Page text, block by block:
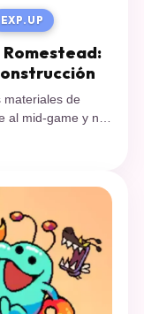
EXP.UP
Romestead:
materiales de
al mid-game y no
exactamente
y en qué
en una